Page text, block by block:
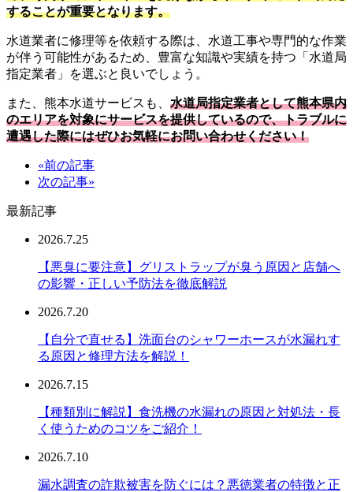
することが重要となります。
水道業者に修理等を依頼する際は、水道工事や専門的な作業
が伴う可能性があるため、豊富な知識や実績を持つ「水道局
指定業者」を選ぶと良いでしょう。
また、熊本水道サービスも、 水道局指定業者として熊本県内
のエリアを対象にサービスを提供しているので、トラブルに
遭遇した際にはぜひお気軽にお問い合わせください！
«前の記事
次の記事»
最新記事
2026.7.25
【悪臭に要注意】グリストラップが臭う原因と店舗へ
の影響・正しい予防法を徹底解説
2026.7.20
【自分で直せる】洗面台のシャワーホースが水漏れす
る原因と修理方法を解説！
2026.7.15
【種類別に解説】食洗機の水漏れの原因と対処法・長
く使うためのコツをご紹介！
2026.7.10
漏水調査の詐欺被害を防ぐには？悪徳業者の特徴と正